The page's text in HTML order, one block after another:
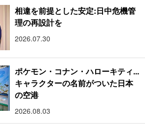
相違を前提とした安定:日中危機管
理の再設計を
2026.07.30
ポケモン・コナン・ハローキティ...
キャラクターの名前がついた日本
の空港
2026.08.03